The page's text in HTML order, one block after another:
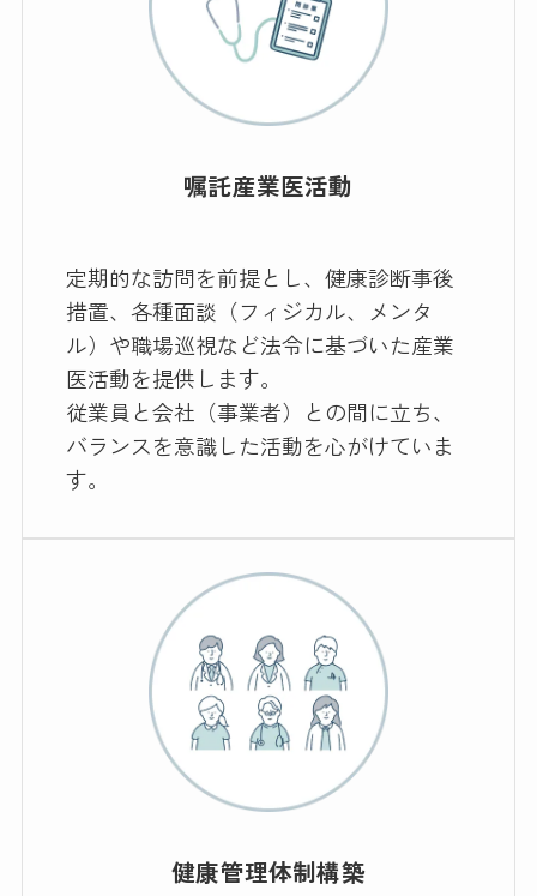
嘱託産業医活動
定期的な訪問を前提とし、健康診断事後
措置、各種面談（フィジカル、メンタ
ル）や職場巡視など法令に基づいた産業
医活動を提供します。
従業員と会社（事業者）との間に立ち、
バランスを意識した活動を心がけていま
す。
健康管理体制構築